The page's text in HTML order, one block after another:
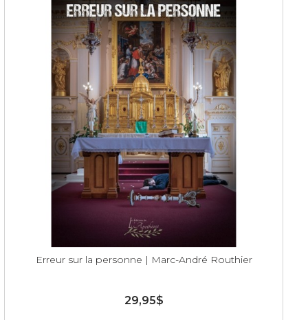
Erreur sur la personne | Marc-André Routhier
29,95$